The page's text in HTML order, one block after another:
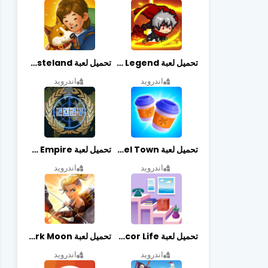
تحميل لعبة Slayer Legend مهكرة أخر إصدار
اندرويد
تحميل لعبة Merge Survival : Wasteland مهكرة أخر إصدار
اندرويد
تحميل لعبة Travel Town مهكرة أخر إصدار
اندرويد
تحميل لعبة World Empire مهكرة أخر إصدار
اندرويد
تحميل لعبة Decor Life مهكرة أخر إصدار
اندرويد
تحميل لعبة Lionheart: Dark Moon مهكرة أخر إصدار
اندرويد